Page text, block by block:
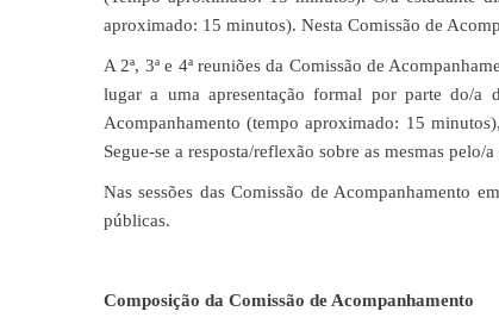
aproximado: 15 minutos). Nesta Comissão de
A 2ª, 3ª e 4ª reuniões da Comissão de
lugar a uma apresentação formal por parte do/a
Acompanhamento (tempo aproximado: 15
Segue-se a resposta/reflexão sobre as mesmas
Nas sessões das Comissão de Acompanhamento
públicas.
Composição da Comissão de Acompanhamento